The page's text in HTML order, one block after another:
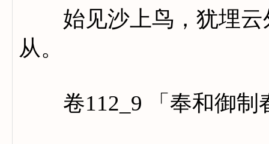
始见沙上鸟，犹埋云
从。
卷112_9 「奉和御制